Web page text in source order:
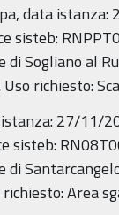
data istanza:
sisteb:
di Sogliano al
richiesto:
27/11/
sisteb:
di
Area